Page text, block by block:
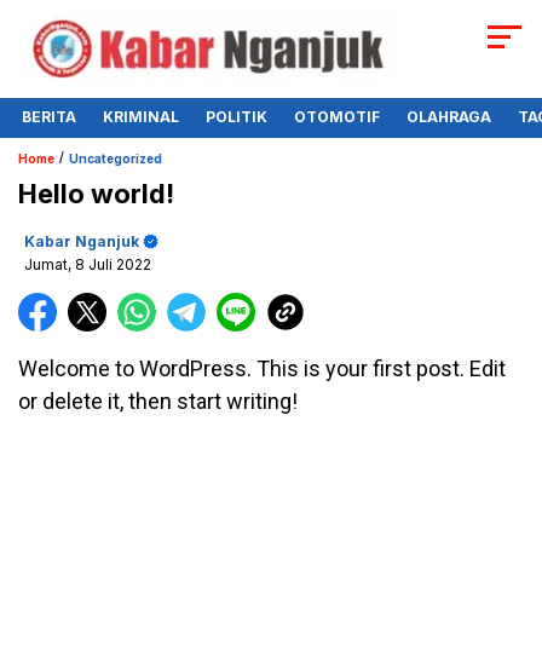
BERITA KRIMINAL POLITIK OTOMOTIF OLAHRAGA
Home / Uncategorized
Hello world!
Kabar Nganjuk
Jumat, 8 Juli 2022
Welcome to WordPress. This is your first post. Edit
or delete it, then start writing!